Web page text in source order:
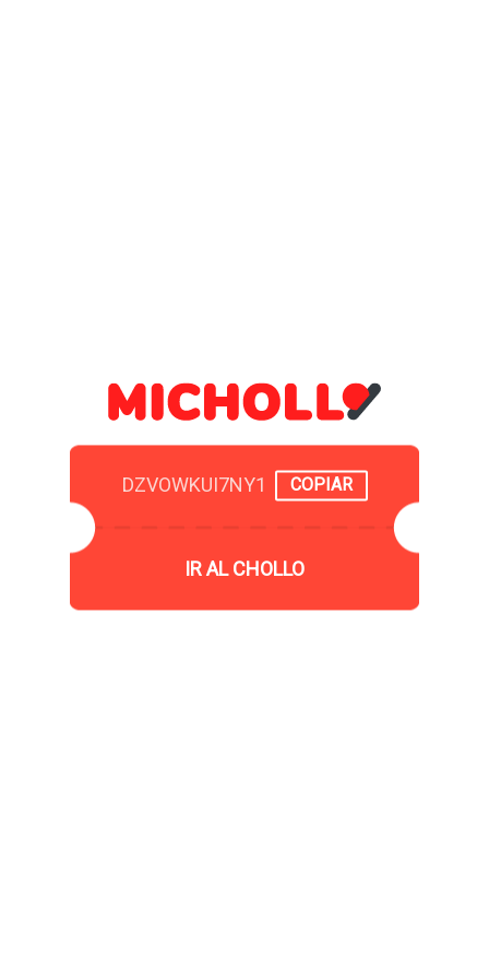
DZVOWKUI7NY1 COPIAR
IR AL CHOLLO